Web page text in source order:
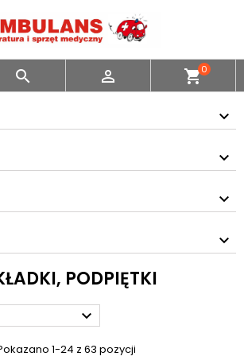
  shopping_cart0
PODPIĘTKI

1-24 z 63 pozycji